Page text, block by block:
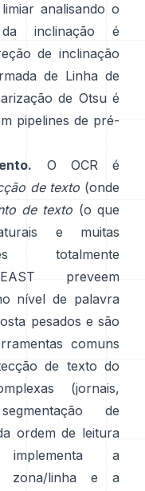
analisando o
inclinação é
de inclinação
de Linha de
de Otsu é
pipelines de pré-
O OCR é
de texto (onde
de texto (o que
e muitas
totalmente
EAST
preveem
nível de palavra
pesados e são
comuns
de texto do
(jornais,
de
ordem de leitura
implementa a
zona/linha e a